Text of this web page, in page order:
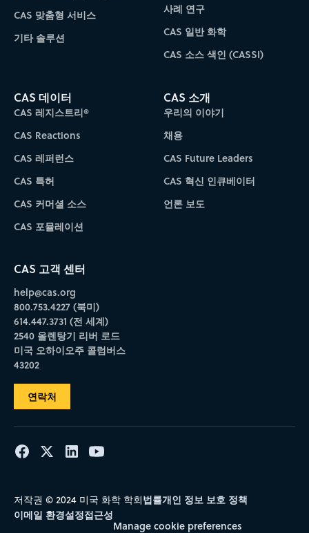
CAS 맞춤형 서비스
기타 솔루션
사례 연구
CAS 일반 화학
CAS 소스 색인 (CASSI)
CAS 데이터
CAS 레지스트리®
CAS Reactions
CAS 레퍼런스
CAS 특허
CAS 커머셜 소스
CAS 포뮬레이션
CAS 소개
우리의 이야기
채용
CAS Future Leaders
CAS 혁신 인큐베이터
언론 보도
CAS 고객 센터
help@cas.org
800.753.4227 (북미)
614.447.3731 (전 세계)
2540 올렌탕기 리버 로드
미국 오하이오주 콜럼버스
43202
연락처
저작권 © 2024 미국 화학 학회법률개인 정보 보호 정책
이메일 환경설정접근성
Manage cookie preferences